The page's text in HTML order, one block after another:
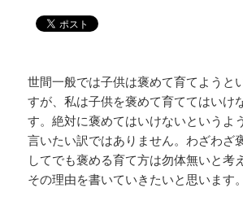
世間一般では子供は褒めて育てようと
すが、私は子供を褒めて育ててはいけ
す。絶対に褒めてはいけないというよ
言いたい訳ではありません。わざわざ
してでも褒める育て方は勿体無いと考
その理由を書いていきたいと思います。